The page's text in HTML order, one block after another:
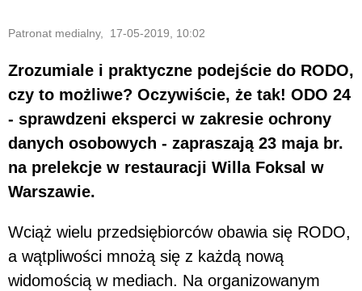
Patronat medialny, 17-05-2019, 10:02
Zrozumiale i praktyczne podejście do RODO,
czy to możliwe? Oczywiście, że tak! ODO 24
- sprawdzeni eksperci w zakresie ochrony
danych osobowych - zapraszają 23 maja br.
na prelekcje w restauracji Willa Foksal w
Warszawie.
Wciąż wielu przedsiębiorców obawia się RODO,
a wątpliwości mnożą się z każdą nową
widomością w mediach. Na organizowanym